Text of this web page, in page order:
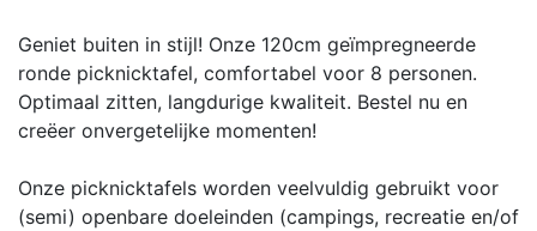
Geniet buiten in stijl! Onze 120cm geïmpregneerde
ronde picknicktafel, comfortabel voor 8 personen.
Optimaal zitten, langdurige kwaliteit. Bestel nu en
creëer onvergetelijke momenten!
Onze picknicktafels worden veelvuldig gebruikt voor
(semi) openbare doeleinden (campings, recreatie en/of